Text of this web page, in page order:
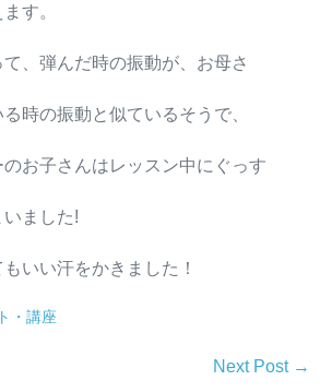
す。
、弾んだ時の振動が、お母さ
時の振動と似ているそうで、
お子さんはレッスン中にぐっす
いました!
いい汗をかきました！
・講座
Next Post →